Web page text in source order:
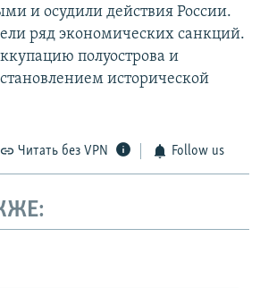
и осудили действия России.
ряд экономических санкций.
полуострова и
исторической
Читать без VPN Follow us